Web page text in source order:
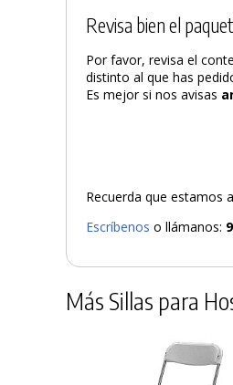
Revisa bien el
Por favor, revisa el
distinto al que has
Es mejor si nos avisas
Recuerda que estamos
Escríbenos o llámanos:
Más Sillas para